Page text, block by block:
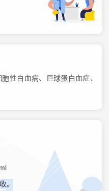
性白血病、巨球蛋白血症、
。